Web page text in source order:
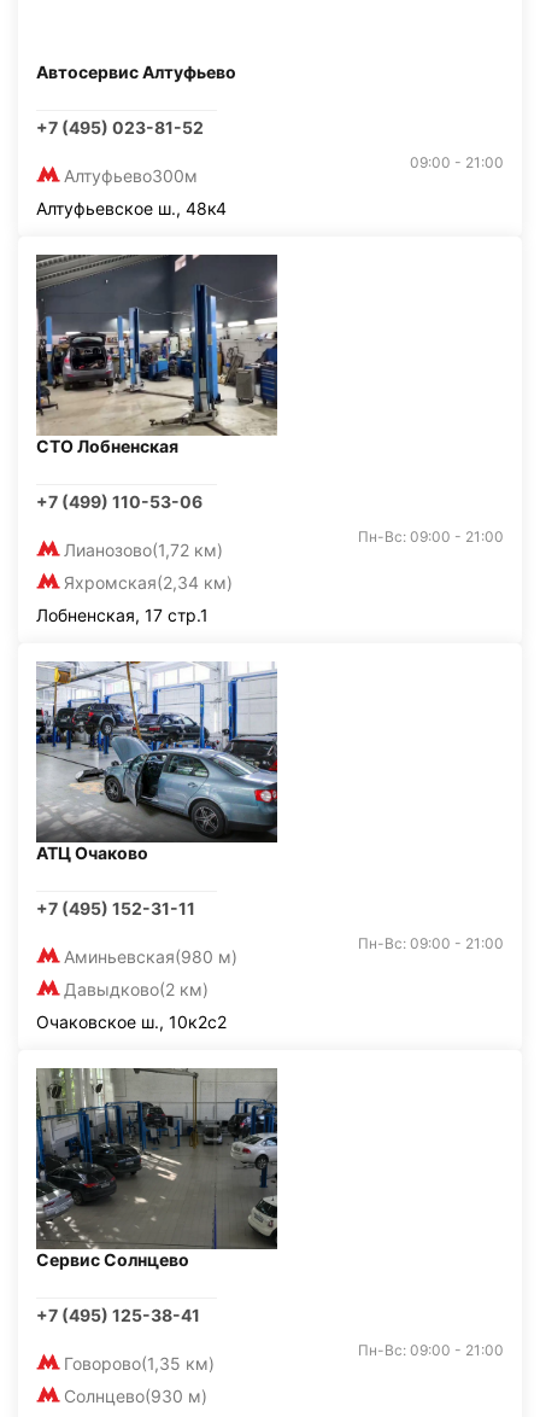
Автосервис Алтуфьево
+7 (495) 023-81-52
Алтуфьево300м
09:00 - 21:00
Алтуфьевское ш., 48к4
СТО Лобненская
+7 (499) 110-53-06
Лианозово(1,72 км)
Яхромская(2,34 км)
Пн-Вс: 09:00 - 21:00
Лобненская, 17 стр.1
АТЦ Очаково
+7 (495) 152-31-11
Аминьевская(980 м)
Давыдково(2 км)
Пн-Вс: 09:00 - 21:00
Очаковское ш., 10к2с2
Сервис Солнцево
+7 (495) 125-38-41
Говорово(1,35 км)
Солнцево(930 м)
Пн-Вс: 09:00 - 21:00